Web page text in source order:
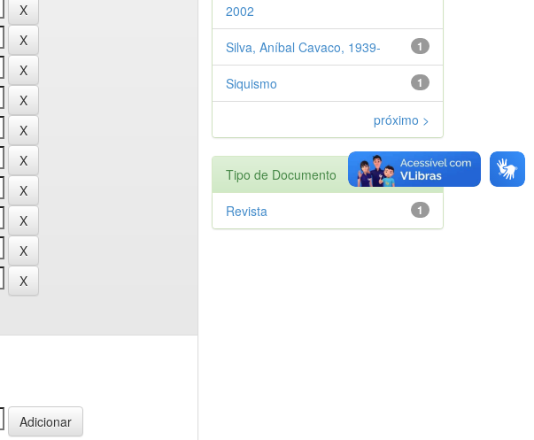
2002
1
Silva, Aníbal Cavaco, 1939-
1
Siquismo
próximo >
Tipo de Documento
1
Revista